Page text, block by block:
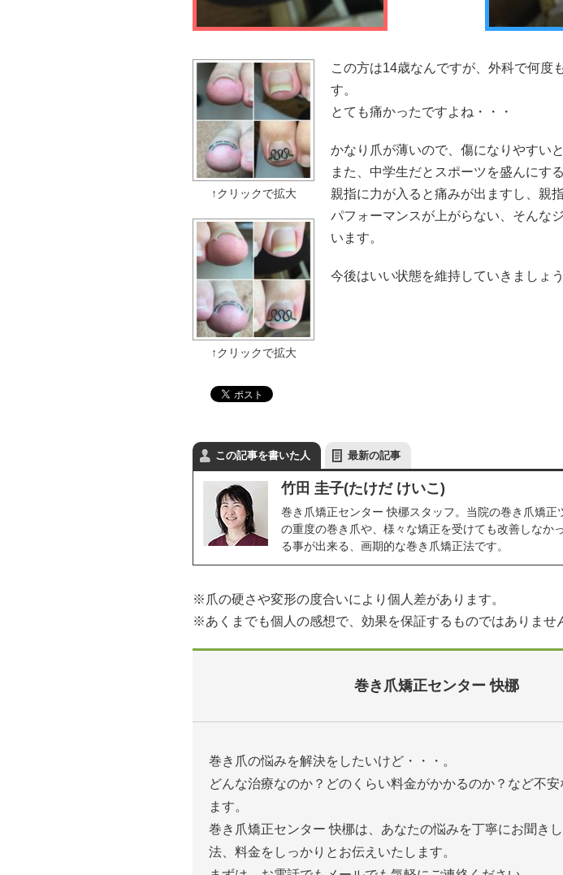
この方は14歳なんですが、外科で何度
す。
とても痛かったですよね・・・
かなり爪が薄いので、傷になりやすいと
また、中学生だとスポーツを盛んにす
親指に力が入ると痛みが出ますし、親
パフォーマンスが上がらない、そんな
います。
今後はいい状態を維持していきましょう
この記事を書いた人 最新の記事
竹田 圭子(たけだ けいこ)
巻き爪矯正センター 快梛スタッフ。当院の巻き爪矯正
の重度の巻き爪や、様々な矯正を受けても改善しなか
る事が出来る、画期的な巻き爪矯正法です。
※爪の硬さや変形の度合いにより個人差があります。
※あくまでも個人の感想で、効果を保証するものではありませ
巻き爪矯正センター 快梛
巻き爪の悩みを解決をしたいけど・・・。
どんな治療なのか？どのくらい料金がかかるのか？など不
ます。
巻き爪矯正センター 快梛は、あなたの悩みを丁寧にお聞き
法、料金をしっかりとお伝えいたします。